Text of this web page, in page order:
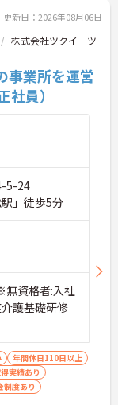
ォ
助
者
持
日
組
ま
制
厚
円
給
や
働
更新日：2026年08月06日
株式会社ツクイ ツ
事業所を運営
員）
5-24
」徒歩5分
護基礎研修
年間休日110日以上
実績あり
制度あり